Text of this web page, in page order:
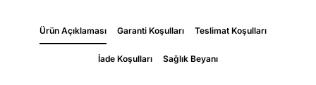
Ürün Açıklaması Garanti Koşulları Teslimat Koşulları
İade Koşulları Sağlık Beyanı